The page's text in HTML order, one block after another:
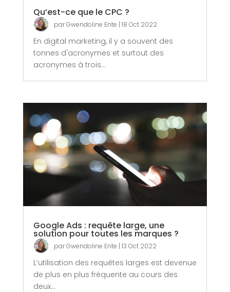
Qu’est-ce que le CPC ?
parGwendoline Ente 18 Oct 2022
En digital marketing, il y a souvent des
tonnes d'acronymes et surtout des
acronymes à trois...
Google Ads : requête large, une
solution pour toutes les marques ?
parGwendoline Ente | 13 Oct 2022
L’utilisation des requêtes larges est devenue
de plus en plus fréquente au cours des
deux...